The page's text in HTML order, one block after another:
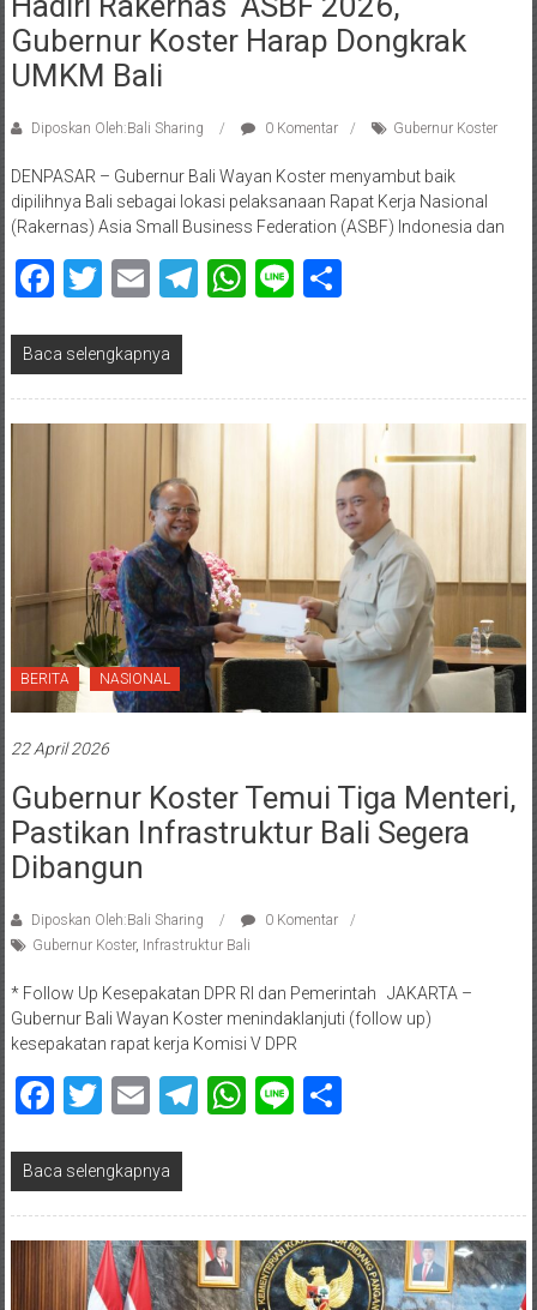
Gubernur Koster Harap Dongkrak
UMKM Bali
Diposkan Oleh:Bali Sharing 0 Komentar Gubernur Koster
DENPASAR – Gubernur Bali Wayan Koster menyambut baik
dipilihnya Bali sebagai lokasi pelaksanaan Rapat Kerja Nasional
(Rakernas) Asia Small Business Federation (ASBF) Indonesia dan
Facebook
Twitter
EmailTelegram
WhatsApp
Line
Baca selengkapnya
BERITA NASIONAL
22 April 2026
Gubernur Koster Temui Tiga Menteri,
Pastikan Infrastruktur Bali Segera
Dibangun
Diposkan Oleh:Bali Sharing
0 Komentar
Gubernur Koster, Infrastruktur Bali
* Follow Up Kesepakatan DPR RI dan Pemerintah JAKARTA –
Gubernur Bali Wayan Koster menindaklanjuti (follow up)
kesepakatan rapat kerja Komisi V DPR
Facebook
Twitter
EmailTelegram
WhatsApp
LineShare
Baca selengkapnya